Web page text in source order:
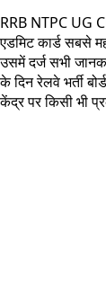
RRB NTPC UG
एडमिट कार्ड सबसे
उसमें दर्ज सभी
के दिन रेलवे भर्ती
केंद्र पर किसी भी